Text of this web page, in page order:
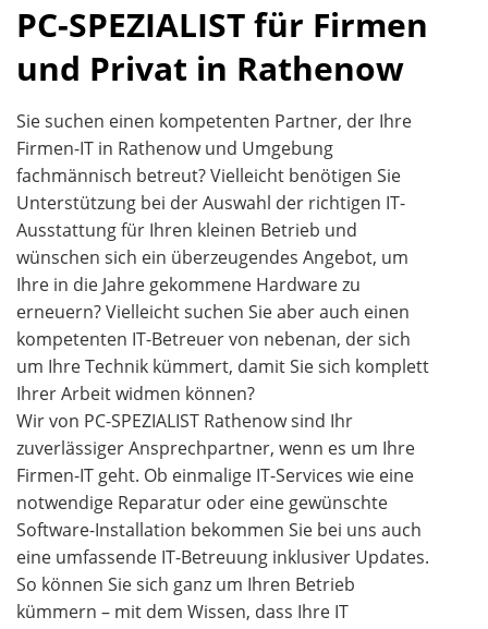
PC-SPEZIALIST für Firmen
und Privat in Rathenow
Sie suchen einen kompetenten Partner, der Ihre
Firmen-IT in Rathenow und Umgebung
fachmännisch betreut? Vielleicht benötigen Sie
Unterstützung bei der Auswahl der richtigen IT-
Ausstattung für Ihren kleinen Betrieb und
wünschen sich ein überzeugendes Angebot, um
Ihre in die Jahre gekommene Hardware zu
erneuern? Vielleicht suchen Sie aber auch einen
kompetenten IT-Betreuer von nebenan, der sich
um Ihre Technik kümmert, damit Sie sich komplett
Ihrer Arbeit widmen können?
Wir von PC-SPEZIALIST Rathenow sind Ihr
zuverlässiger Ansprechpartner, wenn es um Ihre
Firmen-IT geht. Ob einmalige IT-Services wie eine
notwendige Reparatur oder eine gewünschte
Software-Installation bekommen Sie bei uns auch
eine umfassende IT-Betreuung inklusiver Updates.
So können Sie sich ganz um Ihren Betrieb
kümmern – mit dem Wissen, dass Ihre IT